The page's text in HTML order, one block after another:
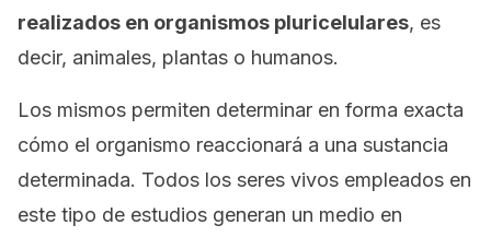
realizados en organismos pluricelulares, es
decir, animales, plantas o humanos.
Los mismos permiten determinar en forma exacta
cómo el organismo reaccionará a una sustancia
determinada. Todos los seres vivos empleados en
este tipo de estudios generan un medio en